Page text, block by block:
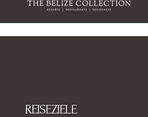
REISEZIELE